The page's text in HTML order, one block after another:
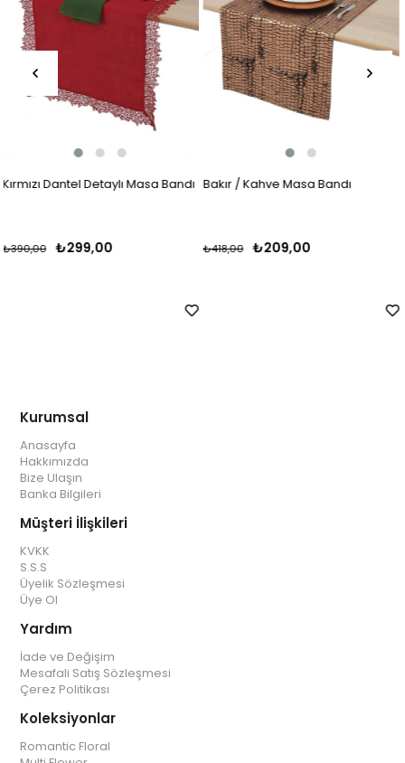
Bakır / Kahve Masa Bandı
₺209,00
₺418,00
Krem / Gri Masa Bandı
₺249,00
₺329,00
Kurumsal
Anasayfa
Hakkımızda
Bize Ulaşın
Banka Bilgileri
Müşteri İlişkileri
KVKK
S.S.S
Üyelik Sözleşmesi
Üye Ol
Yardım
İade ve Değişim
Mesafali Satış Sözleşmesi
Çerez Politikası
Koleksiyonlar
Romantic Floral